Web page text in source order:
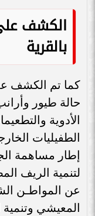
الكشف
بالقرية
حالة طيور
الأدوية
الطفيليات
إطار مساهمة
لتنمية الريف
عن المواطـن
المعيشي وتنمية